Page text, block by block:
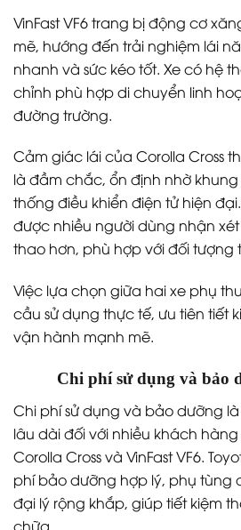
VinFast VF6 trang bị động cơ
mẽ, hướng đến trải nghiệm lái
nhanh và sức kéo tốt. Xe có hệ
chỉnh phù hợp di chuyển linh
đường trường.
Cảm giác lái của Corolla Cross
là đầm chắc, ổn định nhờ
thống điều khiển điện tử hiện
được nhiều người dùng nhận
thao hơn, phù hợp với đối tượng
Việc lựa chọn giữa hai xe phụ
cầu sử dụng thực tế, ưu tiên tiết
vận hành mạnh mẽ.
Chi phí sử dụng và bảo
Chi phí sử dụng và bảo dưỡng
lâu dài đối với nhiều khách hàng
Corolla Cross và VinFast VF6.
phí bảo dưỡng hợp lý, phụ tùng
đại lý rộng khắp, giúp tiết kiệm
chữa.